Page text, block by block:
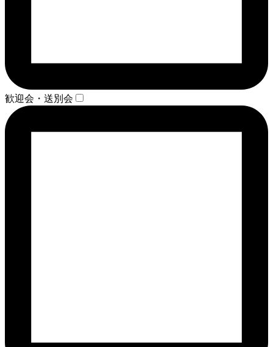
歓迎会・送別会